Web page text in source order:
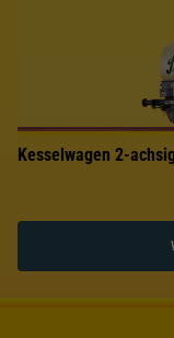
Kesselwagen 2-